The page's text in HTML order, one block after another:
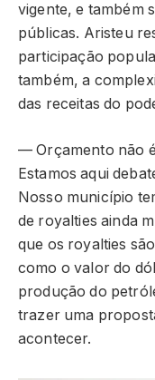
vigente, e também
públicas. Aristeu
participação
também, a
das receitas do
— Orçamento não
Estamos aqui
Nosso município
de royalties ainda
que os royalties
como o valor do
produção do
trazer uma
acontecer.